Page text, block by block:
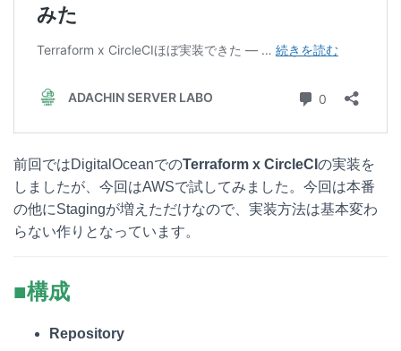
前回ではDigitalOceanでのTerraform x CircleCI の実装を
しましたが、今回はAWSで試してみました。今回は本番
の他にStagingが増えただけなので、実装方法は基本変わ
らない作りとなっています。
■構成
Repository